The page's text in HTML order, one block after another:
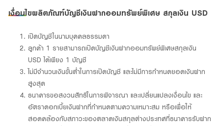
เงื่อนไขผลิตภัณฑ์บัญชีเงินฝากออมทรัพย์พิเศษ สกุลเงิน USD
เปิดบัญชีในนามบุคคลธรรมดา
ลูกค้า 1 รายสามารถเปิดบัญชีเงินฝากออมทรัพย์พิเศษสกุลเงิน
USD ได้เพียง 1 บัญชี
ไม่มีจำนวนเงินขั้นต่ำในการเปิดบัญชี และไม่มีการกำหนดยอดเงินฝาก
สูงสุด
ธนาคารขอสงวนสิทธิในการพิจารณา และเปลี่ยนแปลงเงื่อนไข และ
อัตราดอกเบี้ยเงินฝากที่กำหนดตามความเหมาะสม หรือเพื่อให้
สอดคล้องกับสภาวะของตลาดเงินสกุลต่างประเทศที่ธนาคารรับฝาก